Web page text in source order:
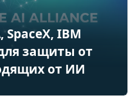
IBM
защиты от
от ИИ